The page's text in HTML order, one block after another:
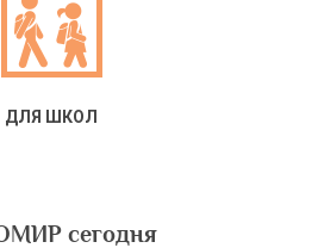
ДЛЯ ШКОЛ
сегодня